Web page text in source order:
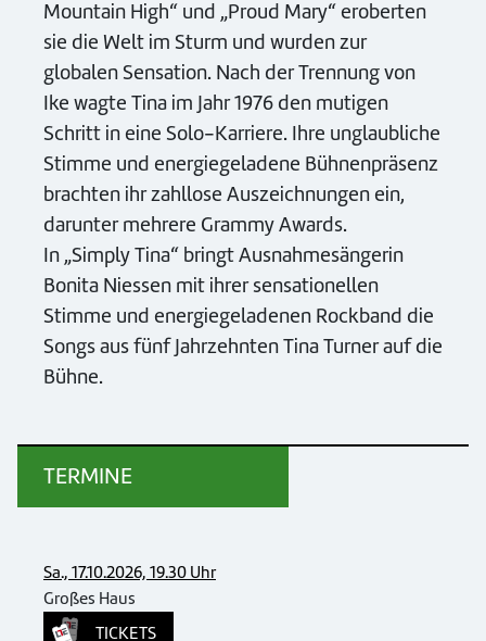
Mountain High“ und „Proud Mary“ eroberten
sie die Welt im Sturm und wurden zur
globalen Sensation. Nach der Trennung von
Ike wagte Tina im Jahr 1976 den mutigen
Schritt in eine Solo-Karriere. Ihre unglaubliche
Stimme und energiegeladene Bühnenpräsenz
brachten ihr zahllose Auszeichnungen ein,
darunter mehrere Grammy Awards.
In „Simply Tina“ bringt Ausnahmesängerin
Bonita Niessen mit ihrer sensationellen
Stimme und energiegeladenen Rockband die
Songs aus fünf Jahrzehnten Tina Turner auf die
Bühne.
TERMINE
Sa., 17.10.2026, 19.30 Uhr
Großes Haus
TICKETS